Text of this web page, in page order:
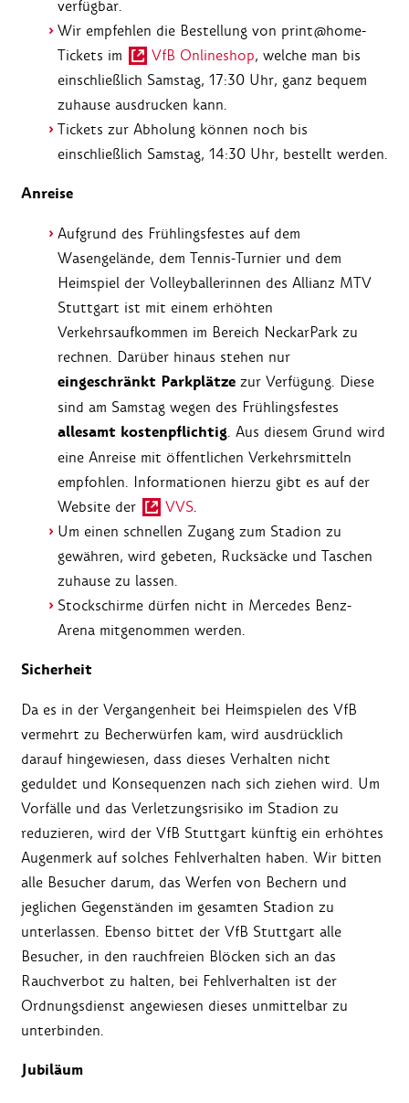
verfügbar.
Wir empfehlen die Bestellung von print@home-
Tickets im
VfB Onlineshop, welche man bis
einschließlich Samstag, 17:30 Uhr, ganz bequem
zuhause ausdrucken kann.
Tickets zur Abholung können noch bis
einschließlich Samstag, 14:30 Uhr, bestellt werden.
Anreise
Aufgrund des Frühlingsfestes auf dem
Wasengelände, dem Tennis-Turnier und dem
Heimspiel der Volleyballerinnen des Allianz MTV
Stuttgart ist mit einem erhöhten
Verkehrsaufkommen im Bereich NeckarPark zu
rechnen. Darüber hinaus stehen nur
eingeschränkt Parkplätze zur Verfügung. Diese
sind am Samstag wegen des Frühlingsfestes
allesamt kostenpflichtig. Aus diesem Grund wird
eine Anreise mit öffentlichen Verkehrsmitteln
empfohlen. Informationen hierzu gibt es auf der
Website der
VVS.
Um einen schnellen Zugang zum Stadion zu
gewähren, wird gebeten, Rucksäcke und Taschen
zuhause zu lassen.
Stockschirme dürfen nicht in Mercedes Benz-
Arena mitgenommen werden.
Sicherheit
Da es in der Vergangenheit bei Heimspielen des VfB
vermehrt zu Becherwürfen kam, wird ausdrücklich
darauf hingewiesen, dass dieses Verhalten nicht
geduldet und Konsequenzen nach sich ziehen wird. Um
Vorfälle und das Verletzungsrisiko im Stadion zu
reduzieren, wird der VfB Stuttgart künftig ein erhöhtes
Augenmerk auf solches Fehlverhalten haben. Wir bitten
alle Besucher darum, das Werfen von Bechern und
jeglichen Gegenständen im gesamten Stadion zu
unterlassen. Ebenso bittet der VfB Stuttgart alle
Besucher, in den rauchfreien Blöcken sich an das
Rauchverbot zu halten, bei Fehlverhalten ist der
Ordnungsdienst angewiesen dieses unmittelbar zu
unterbinden.
Jubiläum